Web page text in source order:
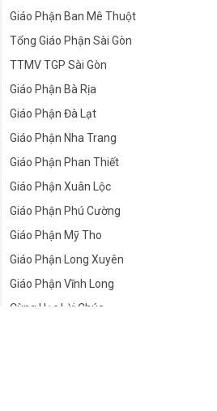
Giáo Phận Ban Mê Thuột
Tổng Giáo Phận Sài Gòn
TTMV TGP Sài Gòn
Giáo Phận Bà Rịa
Giáo Phận Đà Lạt
Giáo Phận Nha Trang
Giáo Phận Phan Thiết
Giáo Phận Xuân Lộc
Giáo Phận Phú Cường
Giáo Phận Mỹ Tho
Giáo Phận Long Xuyên
Giáo Phận Vĩnh Long
Cùng Học Lời Chúa